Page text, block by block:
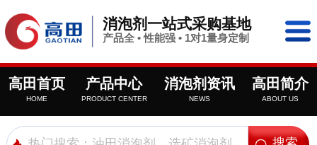
消泡剂一站式采购基地
产品全 • 性能强 • 1对1量身定制
高田首页
HOME
产品中心
PRODUCT CENTER
消泡剂资讯
NEWS
高田简介
ABOUT US